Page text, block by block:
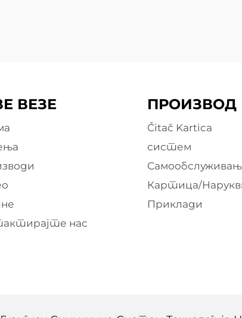
ВЕЗЕ
нас
ПРОИЗВОД
Čitač Kartica
систем
Картица/
Приклади